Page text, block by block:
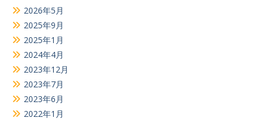
2026年5月
2025年9月
2025年1月
2024年4月
2023年12月
2023年7月
2023年6月
2022年1月